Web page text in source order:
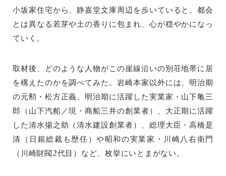
小坂家住宅から、静嘉堂文庫周辺を歩いていると、都会
とは異なる若芽や土の香りに包まれ、心が穏やかになっ
ていく。
取材後、どのような人物がこの崖線沿いの別荘地帯に居
を構えたのかを調べてみた。岩崎本家以外には、明治期
の元勲・松方正義、明治期に活躍した実業家・山下亀三
郎（山下汽船／現・商船三井の創業者）、大正期に活躍
した清水揚之助（清水建設創業者）、総理大臣・高橋是
清（日銀総裁も歴任）や昭和の実業家・川崎八右衛門
（川崎財閥2代目）など、枚挙にいとまがない。